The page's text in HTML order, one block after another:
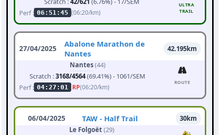
Perf : 06:51:45 (06:20/km)
ULTRA
TRAIL
27/04/2025
Abalone Marathon de
Nantes
42.195km
Nantes(44)
Scratch :3168/4564(69.41%) - 1061/SEM
Perf : 04:27:01 RP(06:20/km)
ROUTE
06/04/2025 TAW - Half Trail
30km
Le Folgoët(29)